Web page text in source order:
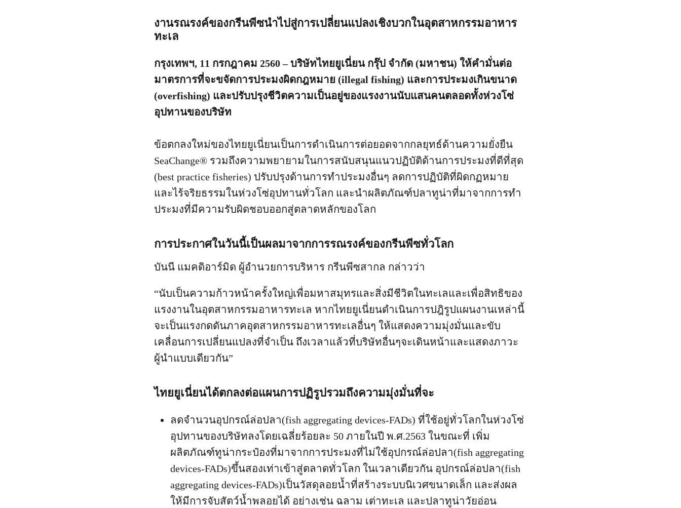
งานรณรงค์ของกรีนพีซนำไปสู่การเปลี่ยนแปลงเชิงบวกในอุตสาหกรรมอาหาร
ทะเล
กรุงเทพฯ, 11 กรกฎาคม 2560 – บริษัทไทยยูเนี่ยน กรุ๊ป จำกัด (มหาชน) ให้คำมั่นต่อ
มาตรการที่จะขจัดการประมงผิดกฎหมาย (illegal fishing) และการประมงเกินขนาด
(overfishing) และปรับปรุงชีวิตความเป็นอยู่ของแรงงานนับแสนคนตลอดทั้งห่วงโซ่
อุปทานของบริษัท
ข้อตกลงใหม่ของไทยยูเนี่ยนเป็นการดำเนินการต่อยอดจากกลยุทธ์ด้านความยั่งยืน
SeaChange® รวมถึงความพยายามในการสนับสนุนแนวปฏิบัติด้านการประมงที่ดีที่สุด
(best practice fisheries) ปรับปรุงด้านการทำประมงอื่นๆ ลดการปฏิบัติที่ผิดกฏหมาย
และไร้จริยธรรมในห่วงโซ่อุปทานทั่วโลก และนำผลิตภัณฑ์ปลาทูน่าที่มาจากการทำ
ประมงที่มีความรับผิดชอบออกสู่ตลาดหลักของโลก
การประกาศในวันนี้เป็นผลมาจากการรณรงค์ของกรีนพีซทั่วโลก
บันนี แมคดิอาร์มิด ผู้อำนวยการบริหาร กรีนพีซสากล กล่าวว่า
“นับเป็นความก้าวหน้าครั้งใหญ่เพื่อมหาสมุทรและสิ่งมีชีวิตในทะเลและเพื่อสิทธิของ
แรงงานในอุตสาหกรรมอาหารทะเล หากไทยยูเนี่ยนดำเนินการปฎิรูปแผนงานเหล่านี้
จะเป็นแรงกดดันภาคอุตสาหกรรมอาหารทะเลอื่นๆ ให้แสดงความมุ่งมั่นและขับ
เคลื่อนการเปลี่ยนแปลงที่จำเป็น ถึงเวลาแล้วที่บริษัทอื่นๆจะเดินหน้าและแสดงภาวะ
ผู้นำแบบเดียวกัน”
ไทยยูเนี่ยนได้ตกลงต่อแผนการปฏิรูปรวมถึงความมุ่งมั่นที่จะ
ลดจำนวนอุปกรณ์ล่อปลา(fish aggregating devices-FADs) ที่ใช้อยู่ทั่วโลกในห่วงโซ่
อุปทานของบริษัทลงโดยเฉลี่ยร้อยละ 50 ภายในปี พ.ศ.2563 ในขณะที่ เพิ่ม
ผลิตภัณฑ์ทูน่ากระป๋องที่มาจากการประมงที่ไม่ใช้อุปกรณ์ล่อปลา(fish aggregating
devices-FADs)ขึ้นสองเท่าเข้าสู่ตลาดทั่วโลก ในเวลาเดียวกัน อุปกรณ์ล่อปลา(fish
aggregating devices-FADs)เป็นวัสดุลอยน้ำที่สร้างระบบนิเวศขนาดเล็ก และส่งผล
ให้มีการจับสัตว์น้ำพลอยได้ อย่างเช่น ฉลาม เต่าทะเล และปลาทูน่าวัยอ่อน